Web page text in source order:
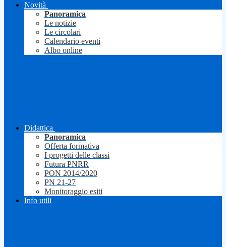
Novità
Panoramica
Le notizie
Le circolari
Calendario eventi
Albo online
Didattica
Panoramica
Offerta formativa
I progetti delle classi
Futura PNRR
PON 2014/2020
PN 21-27
Monitoraggio esiti
Info utili